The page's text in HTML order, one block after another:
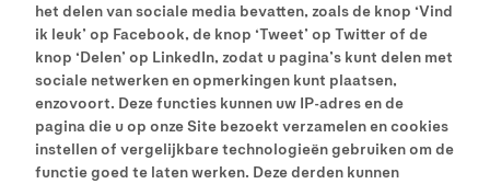
het delen van sociale media bevatten, zoals de knop ‘Vind
ik leuk’ op Facebook, de knop ‘Tweet’ op Twitter of de
knop ‘Delen’ op LinkedIn, zodat u pagina’s kunt delen met
sociale netwerken en opmerkingen kunt plaatsen,
enzovoort. Deze functies kunnen uw IP-adres en de
pagina die u op onze Site bezoekt verzamelen en cookies
instellen of vergelijkbare technologieën gebruiken om de
functie goed te laten werken. Deze derden kunnen